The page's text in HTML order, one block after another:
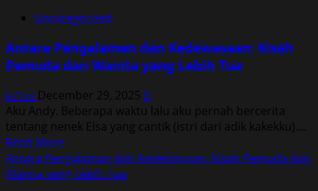
Pengalaman
Kedewasaan:
Kisah
dan
Wanita
yang
Lebih
Tua
Uncategorized
Antara Pengalaman dan Kedewasaan: Kisah
Pemuda dan Wanita yang Lebih Tua
k71zv December 29, 2025 0
Aku Andy. Beberapa waktu lalu aku pernah bercerita
tentang nenek Elsa yang cantik (istri dari adik kakekku)....
Read MoreRead
more
about
Antara Pengalaman dan Kedewasaan: Kisah Pemuda dan
Wanita yang Lebih Tua